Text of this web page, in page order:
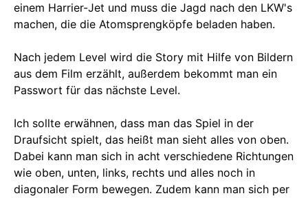
einem Harrier-Jet und muss die Jagd nach den LKW's
machen, die die Atomsprengköpfe beladen haben.
Nach jedem Level wird die Story mit Hilfe von Bildern
aus dem Film erzählt, außerdem bekommt man ein
Passwort für das nächste Level.
Ich sollte erwähnen, dass man das Spiel in der
Draufsicht spielt, das heißt man sieht alles von oben.
Dabei kann man sich in acht verschiedene Richtungen
wie oben, unten, links, rechts und alles noch in
diagonaler Form bewegen. Zudem kann man sich per